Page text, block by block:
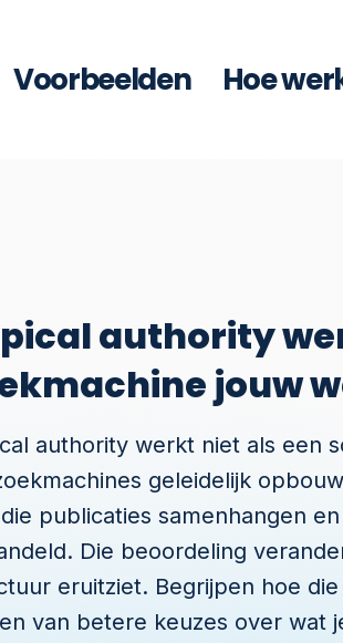
Voorbeelden Hoe
authority
jouw
authority werkt niet als een
geleidelijk
publicaties samenhangen
Die beoordeling
eruitziet. Begrijpen hoe
van betere keuzes over wat